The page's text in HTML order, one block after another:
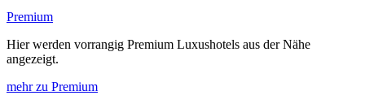
Premium
Hier werden vorrangig Premium Luxushotels aus der Nähe
angezeigt.
mehr zu Premium